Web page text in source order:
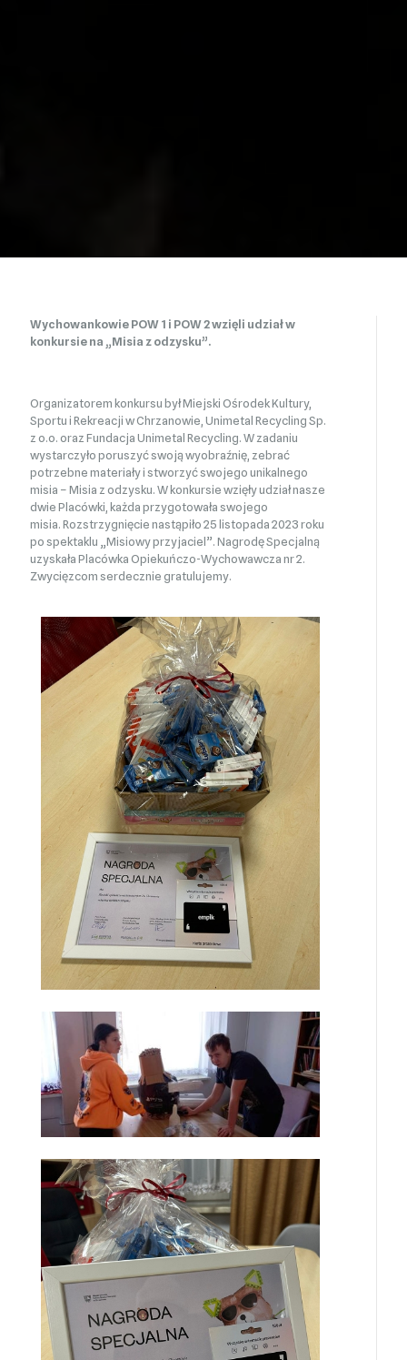
Wychowankowie POW 1 i POW 2 wzięli udział w
konkursie na „Misia z odzysku”.
Organizatorem konkursu był Miejski Ośrodek Kultury,
Sportu i Rekreacji w Chrzanowie, Unimetal Recycling Sp.
z o.o. oraz Fundacja Unimetal Recycling. W zadaniu
wystarczyło poruszyć swoją wyobraźnię, zebrać
potrzebne materiały i stworzyć swojego unikalnego
misia – Misia z odzysku. W konkursie wzięły udział nasze
dwie Placówki, każda przygotowała swojego
misia. Rozstrzygnięcie nastąpiło 25 listopada 2023 roku
po spektaklu „Misiowy przyjaciel”. Nagrodę Specjalną
uzyskała Placówka Opiekuńczo-Wychowawcza nr 2.
Zwycięzcom serdecznie gratulujemy.